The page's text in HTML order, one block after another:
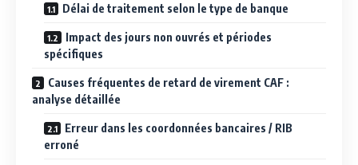
Délai de traitement selon le type de banque
Impact des jours non ouvrés et périodes
spécifiques
Causes fréquentes de retard de virement CAF :
analyse détaillée
Erreur dans les coordonnées bancaires / RIB
erroné